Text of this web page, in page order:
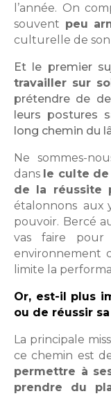
l’année. On
souvent peu
culturelle de
Et le premier
travailler sur
prétendre de
leurs postures
long chemin du
Ne sommes-
dans le culte
de la réussite
étalonnons aux
pouvoir. Bercé
vas faire
environnement
limite la
Or, est-il plus
ou de réussir
La principale
ce chemin est
permettre à
prendre du